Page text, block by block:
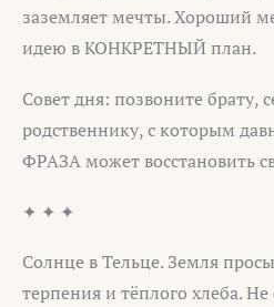
заземляет мечты. Хороший
идею в КОНКРЕТНЫЙ план.
Совет дня: позвоните брату,
родственнику, с которым
ФРАЗА может восстановить
✦ ✦ ✦
Солнце в Тельце. Земля
терпения и тёплого хлеба.